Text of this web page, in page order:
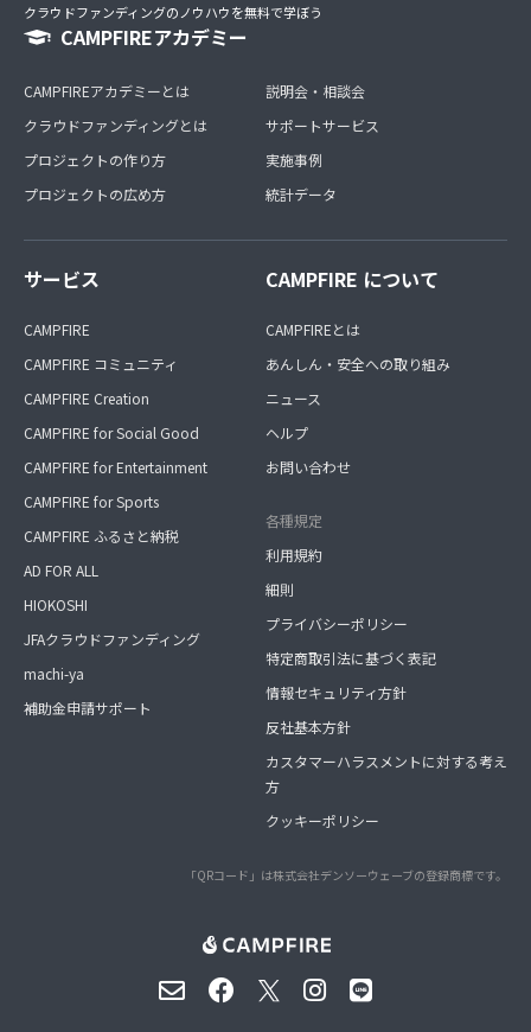
クラウドファンディングのノウハウを無料で学ぼう
CAMPFIREアカデミー
CAMPFIREアカデミーとは
クラウドファンディングとは
プロジェクトの作り方
プロジェクトの広め方
説明会・相談会
サポートサービス
実施事例
統計データ
サービス
CAMPFIRE
CAMPFIRE コミュニティ
CAMPFIRE Creation
CAMPFIRE for Social Good
CAMPFIRE for Entertainment
CAMPFIRE for Sports
CAMPFIRE ふるさと納税
AD FOR ALL
HIOKOSHI
JFAクラウドファンディング
machi-ya
補助金申請サポート
CAMPFIRE について
CAMPFIREとは
あんしん・安全への取り組み
ニュース
ヘルプ
お問い合わせ
各種規定
利用規約
細則
プライバシーポリシー
特定商取引法に基づく表記
情報セキュリティ方針
反社基本方針
カスタマーハラスメントに対する考え
方
クッキーポリシー
「QRコード」は株式会社デンソーウェーブの登録商標です。